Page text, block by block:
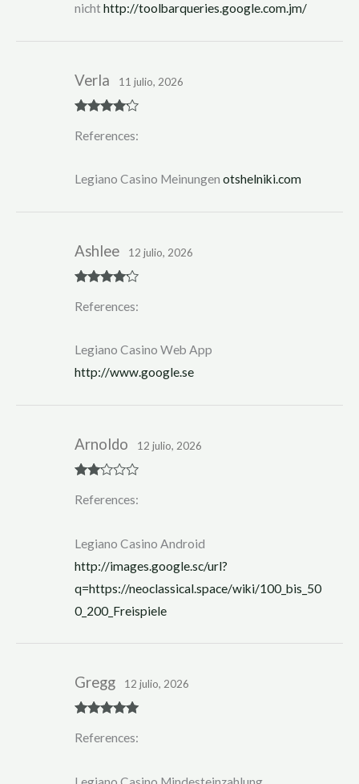
nichthttp://toolbarqueries.google.com.jm/
out of 5
Verla 11 julio, 2026
References:
Legiano Casino Meinungenotshelniki.com
out of 5
Ashlee 12 julio, 2026
References:
Legiano Casino Web App
http://www.google.se
d2
Arnoldo 12 julio, 2026
References:
Legiano Casino Android
http://images.google.sc/url?
q=https://neoclassical.space/wiki/100_bis_50
0_200_Freispiele
of 5
Gregg 12 julio, 2026
References: